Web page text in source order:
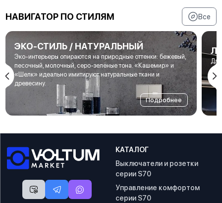
НАВИГАТОР ПО СТИЛЯМ Все
ЭКО-СТИЛЬ / НАТУРАЛЬНЫЙ
Эко-интерьеры опираются на природные оттенки: бежевый,
песочный, молочный, серо-зелёные тона. «Кашемир» и
«Шелк» идеально имитируют натуральные ткани и
древесину.
Подробнее
Для
КАТАЛОГ
Выключатели и розетки
серии S70
Управление комфортом
серии S70